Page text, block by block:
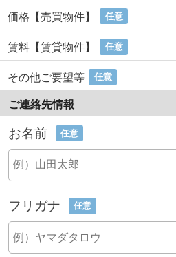
価格【売買物件】 任意
賃料【賃貸物件】 任意
その他ご要望等 任意
ご連絡先情報
お名前 任意
フリガナ 任意